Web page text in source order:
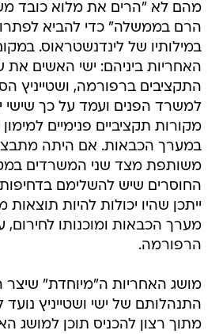
מהם לא "הרים את מלוא כובד
הרם בממשלה" כדי להביא
במילותיו של לינדנשטראוס.
האחריות ביניהם: ישי האשים את
התקציבים ברפורמה, ושטייניץ
למשרד הפנים ועמד על כך שישי
מקורות תקציביים פנימיים
במערך הכבאות. אם היתה
משותפת מצד שני המשרדים
החוסרים שיש להשלימם
ייתכן שהיו יכולות להיות
מערך הכבאות ומוכנותו לחירום,
הרפורמה.
מושג האחריות ה"מיוחדת" שיצר
התנהלותם של ישי ושטייניץ נועד
מתוך רצון להכניס תוכן למושג